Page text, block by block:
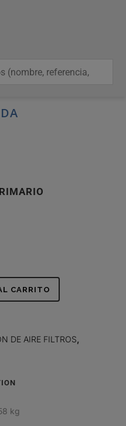
CARRITO
DE AIRE FILTROS
kg